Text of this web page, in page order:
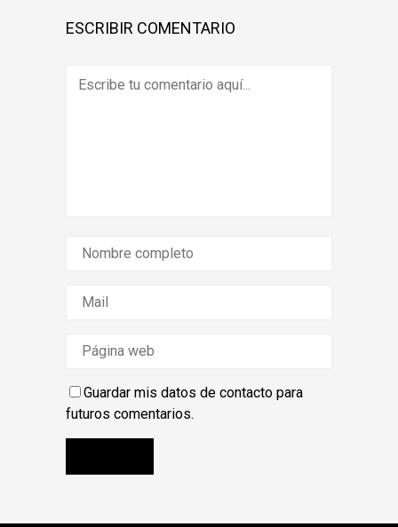
ESCRIBIR COMENTARIO
Guardar mis datos de contacto para
futuros comentarios.